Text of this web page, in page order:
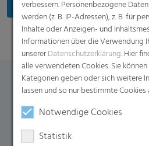
Falls Sie weitere Fragen zu
kontaktieren Sie uns gern über
verbessern. Personenbezogene
werden (z. B. IP-Adressen), z. B. für
Inhalte oder Anzeigen- und
Informationen über die Verwendung
unsererDatenschutzerklärung. Hier
alle verwendeten Cookies. Sie
Kategorien geben oder sich weitere
lassen und so nur bestimmte Cookies
Notwendige Cookies
Statistik